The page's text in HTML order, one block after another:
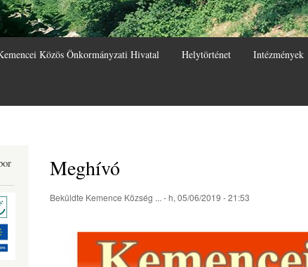
Közös Önkormányzati Hivatal Helytörténet Intézmények
Meghívó
Beküldte Kemence Község ... - h, 05/06/2019 - 21:53